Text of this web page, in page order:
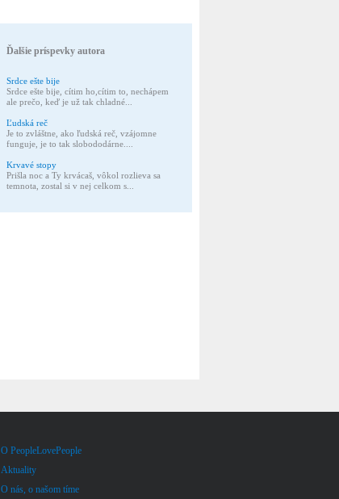
Ďalšie príspevky autora
Srdce ešte bije
Srdce ešte bije, cítim ho,cítim to, nechápem
ale prečo, keď je už tak chladné...
Ľudská reč
Je to zvláštne, ako ľudská reč, vzájomne
funguje, je to tak slobododárne....
Krvavé stopy
Prišla noc a Ty krvácaš, vôkol rozlieva sa
temnota, zostal si v nej celkom s...
O PeopleLovePeople
Aktuality
O nás, o našom tíme